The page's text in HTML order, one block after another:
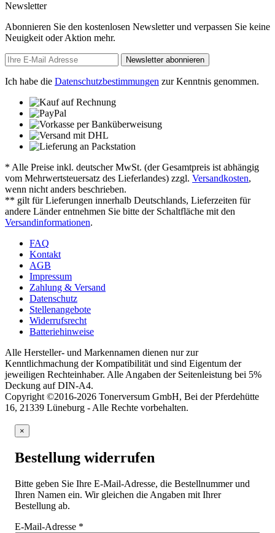
Newsletter
Abonnieren Sie den kostenlosen Newsletter und verpassen Sie keine
Neuigkeit oder Aktion mehr.
Newsletter abonnieren
Ich habe die Datenschutzbestimmungen zur Kenntnis genommen.
* Alle Preise inkl. deutscher MwSt. (der Gesamtpreis ist abhängig
vom Mehrwertsteuersatz des Lieferlandes) zzgl. Versandkosten,
wenn nicht anders beschrieben.
** gilt für Lieferungen innerhalb Deutschlands, Lieferzeiten für
andere Länder entnehmen Sie bitte der Schaltfläche mit den
Versandinformationen.
FAQ
Kontakt
AGB
Impressum
Zahlung & Versand
Datenschutz
Stellenangebote
Widerrufsrecht
Batteriehinweise
Alle Hersteller- und Markennamen dienen nur zur
Kenntlichmachung der Kompatibilität und sind Eigentum der
jeweiligen Rechteinhaber. Alle Angaben der Seitenleistung bei 5%
Deckung auf DIN-A4.
Copyright ©2016-2026 Tonerversum GmbH, Bei der Pferdehütte
16, 21339 Lüneburg - Alle Rechte vorbehalten.
×
Bestellung widerrufen
Bitte geben Sie Ihre E-Mail-Adresse, die Bestellnummer und
Ihren Namen ein. Wir gleichen die Angaben mit Ihrer
Bestellung ab.
E-Mail-Adresse *